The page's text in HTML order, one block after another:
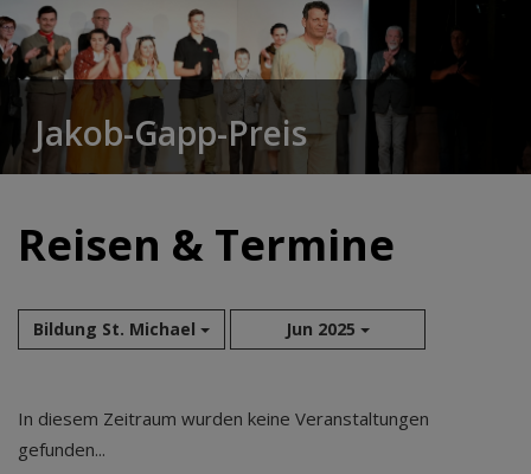
Jakob-Gapp-Preis
Reisen & Termine
Bildung St. Michael Jun 2025
Aug 2026
In diesem Zeitraum wurden keine Veranstaltungen
gefunden...